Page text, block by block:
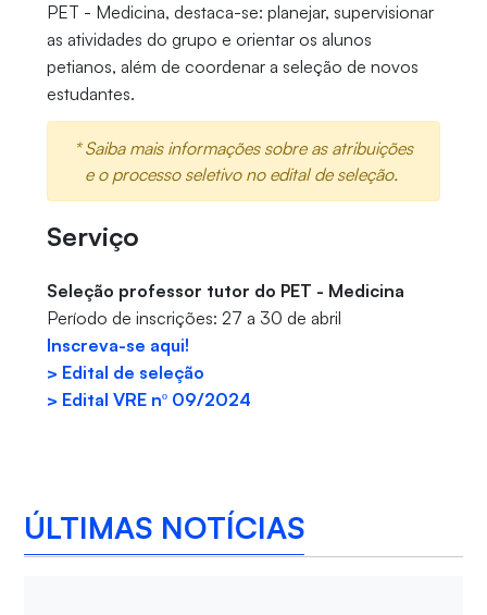
PET - Medicina, destaca-se: planejar, supervisionar
as atividades do grupo e orientar os alunos
petianos, além de coordenar a seleção de novos
estudantes.
* Saiba mais informações sobre as atribuições
e o processo seletivo no edital de seleção.
Serviço
Seleção professor tutor do PET - Medicina
Período de inscrições: 27 a 30 de abril
Inscreva-se aqui!
> Edital de seleção
> Edital VRE nº 09/2024
ÚLTIMAS NOTÍCIAS